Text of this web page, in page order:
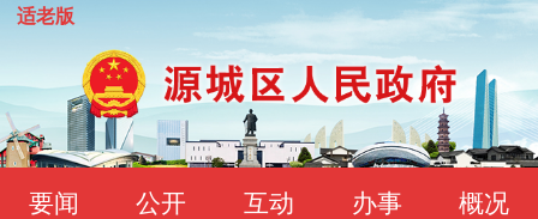
适老版
要闻 公开 互动 办事 概况